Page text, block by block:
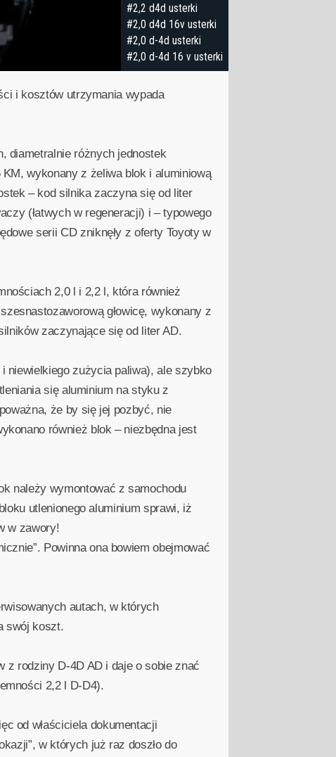
#2,2 d4d usterki
#2,0 d4d 16v usterki
#2,0 d-4d usterki
#2,0 d-4d 16 v usterki
i kosztów utrzymania wypada
diametralnie różnych jednostek
wykonany z żeliwa blok i aluminiową
– kod silnika zaczyna się od liter
(łatwych w regeneracji) i – typowego
serii CD zniknęły z oferty Toyoty w
2,0 l i 2,2 l, która również
głowicę, wykonany z
zaczynające się od liter AD.
niewielkiego zużycia paliwa), ale szybko
się aluminium na styku z
że by się jej pozbyć, nie
również blok – niezbędna jest
należy wymontować z samochodu
utlenionego aluminium sprawi, iż
w zawory!
Powinna ona bowiem obejmować
autach, w których
swój koszt.
z rodziny D-4D AD i daje o sobie znać
2,2 l D-D4).
od właściciela dokumentacji
w których już raz doszło do